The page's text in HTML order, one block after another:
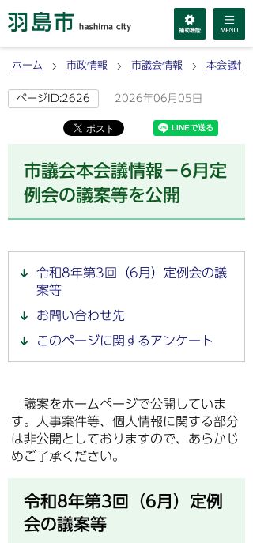
ホーム 市政情報 市議会情報 本会議情報
ページID:2626 2026年06月05日
市議会本会議情報－6月定
例会の議案等を公開
令和8年第3回（6月）定例会の議
案等
お問い合わせ先
このページに関するアンケート
議案をホームページで公開していま
す。人事案件等、個人情報に関する部分
は非公開としておりますので、あらかじ
めご了承ください。
令和8年第3回（6月）定例
会の議案等